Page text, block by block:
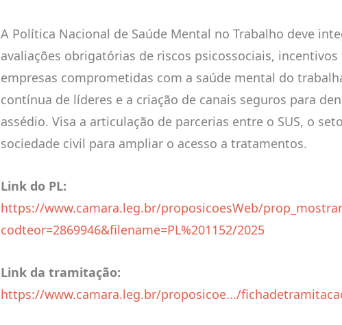
A Política Nacional de Saúde Mental no Trabalho deve
avaliações obrigatórias de riscos psicossociais, incentivos
empresas comprometidas com a saúde mental do
contínua de líderes e a criação de canais seguros para
assédio. Visa a articulação de parcerias entre o SUS, o
sociedade civil para ampliar o acesso a tratamentos.
Link do PL:
https://www.camara.leg.br/proposicoesWeb/
codteor=2869946&filename=PL%201152/2025
Link da tramitação:
https://www.camara.leg.br/proposicoe.../